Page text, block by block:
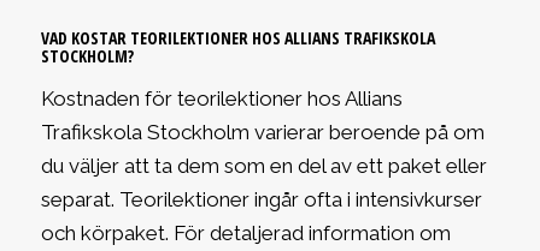
VAD KOSTAR TEORILEKTIONER HOS ALLIANS TRAFIKSKOLA
STOCKHOLM?
Kostnaden för teorilektioner hos Allians
Trafikskola Stockholm varierar beroende på om
du väljer att ta dem som en del av ett paket eller
separat. Teorilektioner ingår ofta i intensivkurser
och körpaket. För detaljerad information om